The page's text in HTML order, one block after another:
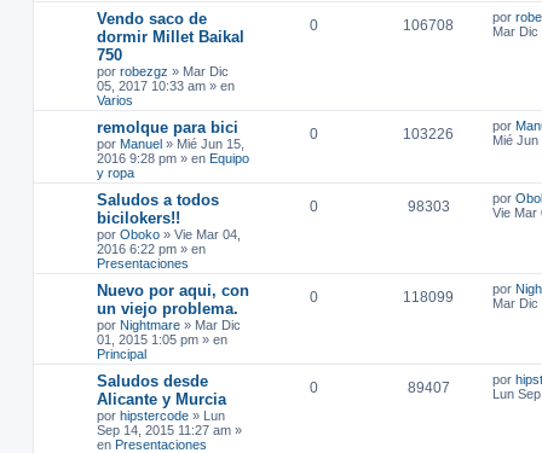
Vendo saco de
dormir Millet Baikal
750
por robezgz » Mar Dic
05, 2017 10:33 am » en
Varios
0 106708 por
Mar Dic
remolque para bici
por Manuel » Mié Jun 15,
2016 9:28 pm » en Equipo
y ropa
0 103226 por
Mié Jun
Saludos a todos
bicilokers!!
por Oboko » Vie Mar 04,
2016 6:22 pm » en
Presentaciones
0 98303 por
Vie Mar
Nuevo por aqui, con
un viejo problema.
por Nightmare » Mar Dic
01, 2015 1:05 pm » en
Principal
0 118099 por
Mar Dic
Saludos desde
Alicante y Murcia
por hipstercode » Lun
Sep 14, 2015 11:27 am »
en Presentaciones
0 89407 por
Lun